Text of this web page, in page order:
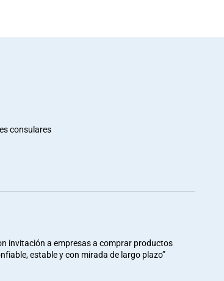
consulares
invitación a empresas a comprar productos
estable y con mirada de largo plazo”